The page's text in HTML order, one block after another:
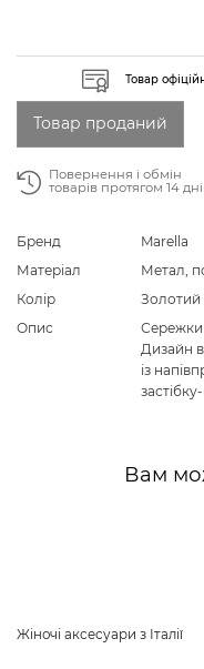
Товар
Товар проданий
Повернення і обмін
товарів протягом 14
Бренд
Marella
Матеріал
Метал,
Колір
Золотий
Опис
Сережки
Дизайн
із
Вам
Жіночі аксесуари з Італії